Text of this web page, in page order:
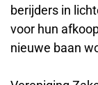
berijders in
voor hun
nieuwe baan